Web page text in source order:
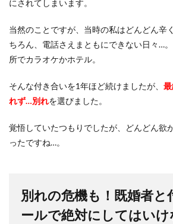
にされてしまいます。
当然のことですが、当時の私はどんどん辛
ちろん、電話さえまともにできない日々…
所でカラオケかホテル。
そんな付き合いを1年ほど続けましたが、
れず…別れを選びました。
覚悟していたつもりでしたが、どんどん欲
ったですね…。
別れの危機も！既婚者と
ールで絶対にしてはい